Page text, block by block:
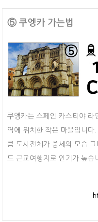
⑤ 쿠엥카 가는법
쿠엥카는 스페인 카스티야
역에 위치한 작은 마을입니
큼 도시전체가 중세의 모습
드 근교여행지로 인기가 높습